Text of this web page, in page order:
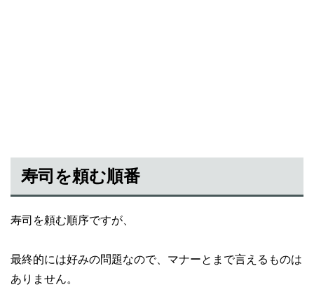
寿司を頼む順番
寿司を頼む順序ですが、
最終的には好みの問題なので、マナーとまで言えるものは
ありません。